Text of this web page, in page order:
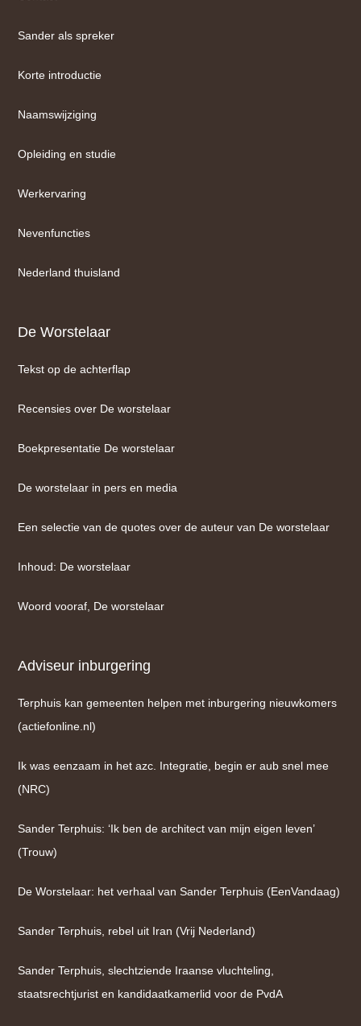
Sander als spreker
Korte introductie
Naamswijziging
Opleiding en studie
Werkervaring
Nevenfuncties
Nederland thuisland
De Worstelaar
Tekst op de achterflap
Recensies over De worstelaar
Boekpresentatie De worstelaar
De worstelaar in pers en media
Een selectie van de quotes over de auteur van De worstelaar
Inhoud: De worstelaar
Woord vooraf, De worstelaar
Adviseur inburgering
Terphuis kan gemeenten helpen met inburgering nieuwkomers
(actiefonline.nl)
Ik was eenzaam in het azc. Integratie, begin er aub snel mee
(NRC)
Sander Terphuis: ‘Ik ben de architect van mijn eigen leven’
(Trouw)
De Worstelaar: het verhaal van Sander Terphuis (EenVandaag)
Sander Terphuis, rebel uit Iran (Vrij Nederland)
Sander Terphuis, slechtziende Iraanse vluchteling,
staatsrechtjurist en kandidaatkamerlid voor de PvdA